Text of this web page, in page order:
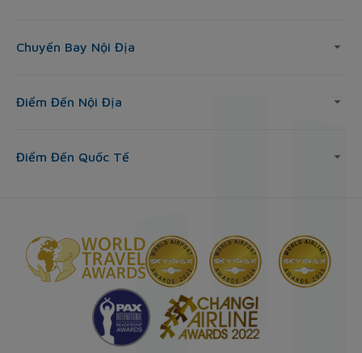
Chuyến Bay Nội Địa
Điểm Đến Nội Địa
Điểm Đến Quốc Tế